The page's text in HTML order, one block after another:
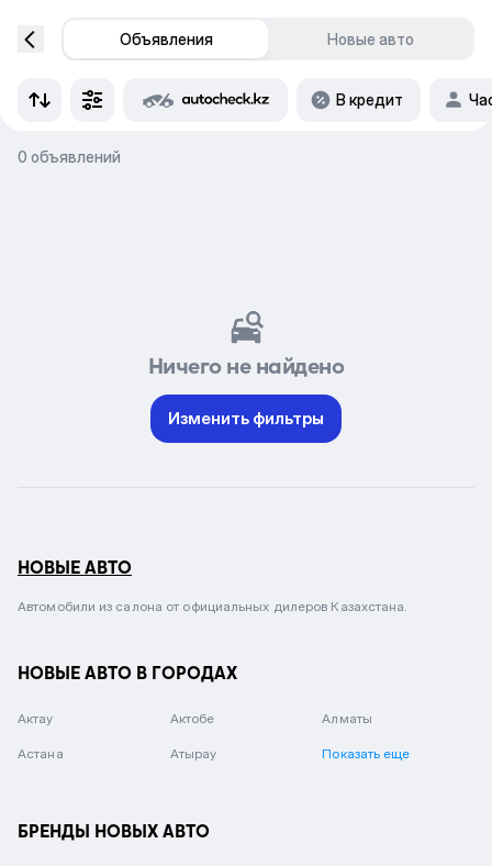
Объявления Новые авто
В кредит
0 объявлений
Ничего не найдено
Изменить фильтры
НОВЫЕ АВТО
Автомобили из салона от официальных дилеров Казахстана.
НОВЫЕ АВТО В ГОРОДАХ
Актау Актобе Алматы
Астана Атырау Показать еще
БРЕНДЫ НОВЫХ АВТО